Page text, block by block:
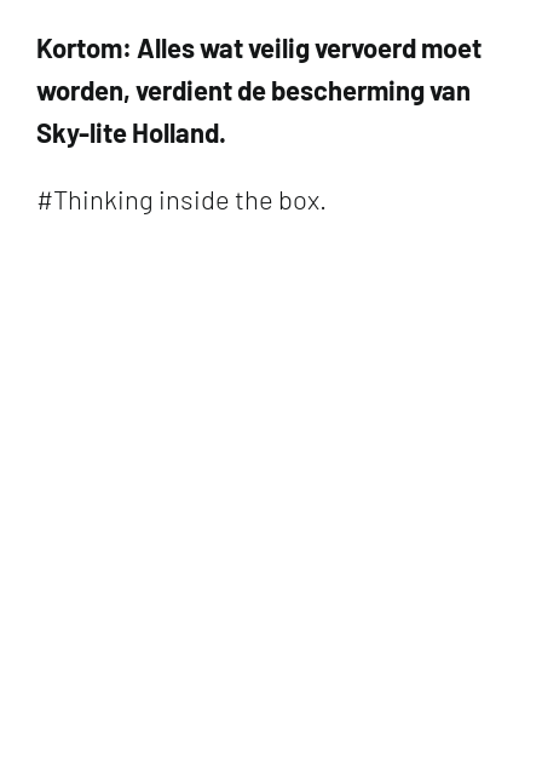
Kortom: Alles wat veilig vervoerd moet
worden, verdient de bescherming van
Sky-lite Holland.
#Thinking inside the box.